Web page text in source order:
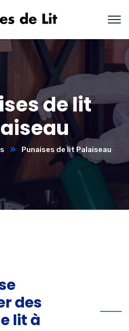
de lit
Punaises de lit Palaiseau
des
lit à